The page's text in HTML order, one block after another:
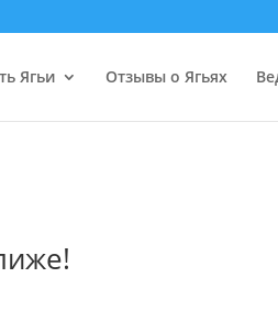
Ягьи Отзывы о Ягьях